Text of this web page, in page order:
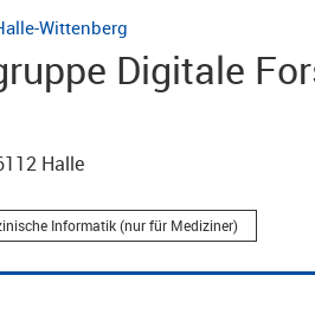
Wittenberg
Digitale
Halle
Informatik (nur für Mediziner)